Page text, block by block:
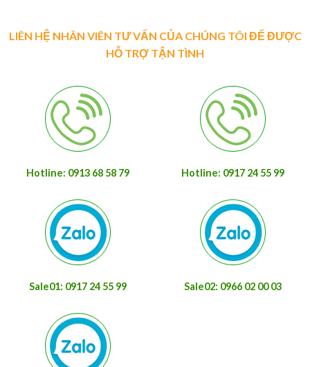
LIÊN HỆ NHÂN VIÊN TƯ VẤN CỦA CHÚNG TÔI ĐỂ ĐƯỢC
HỖ TRỢ TẬN TÌNH
Hotline: 0913 68 58 79 Hotline: 0917 24 55 99
Sale01: 0917 24 55 99 Sale02: 0966 02 00 03